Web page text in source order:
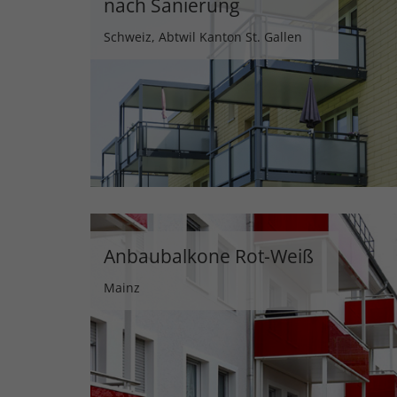
nach Sanierung
Schweiz, Abtwil Kanton St. Gallen
Anbaubalkone Rot-Weiß
Mainz